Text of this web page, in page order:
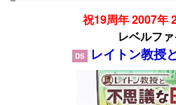
祝19周年 2007年
レベルフ
DS レイトン教授